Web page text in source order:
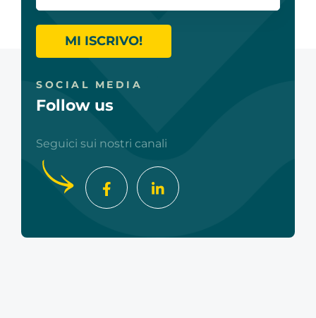
MI ISCRIVO!
SOCIAL MEDIA
Follow us
Seguici sui nostri canali